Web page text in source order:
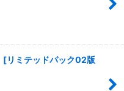
[リミテッドパック02版